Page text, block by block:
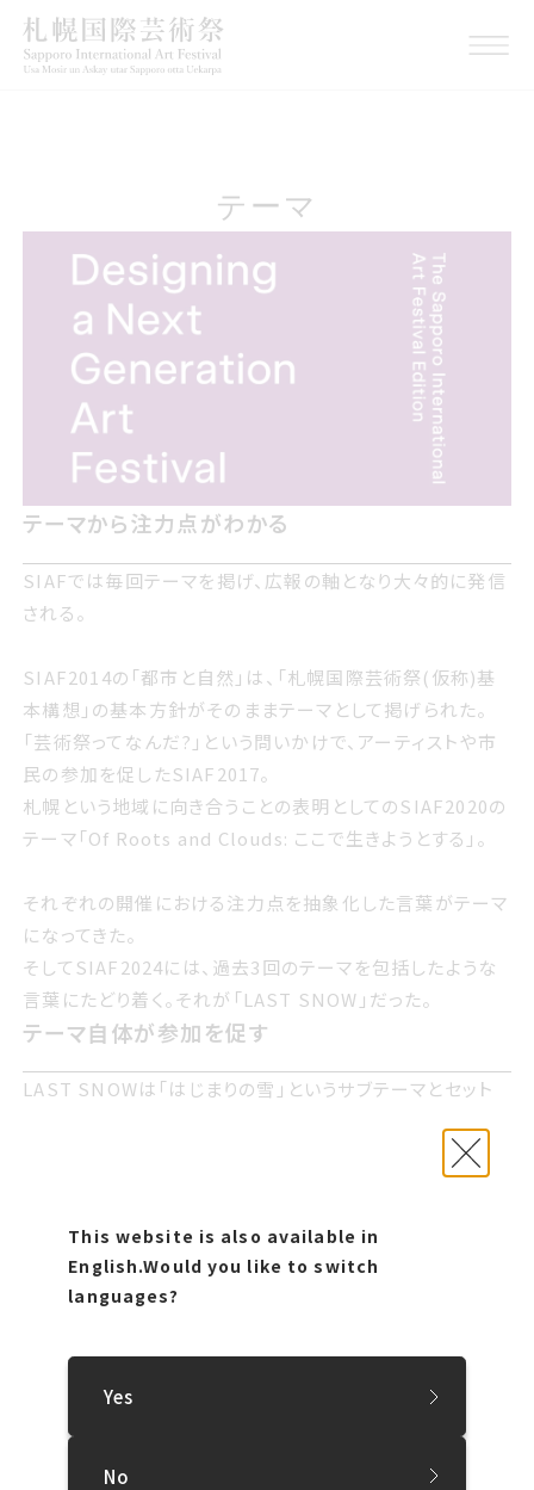
This website is also available in
English.Would you like to switch
languages?
Yes
No
テーマ
テーマから注力点がわかる
テーマから注力点がわかる
サイアフでは毎回テーマを掲げ 広報の軸となり大々的に発
信される
サイアフ2014の都市と自然は 札幌国際げいじゅつさい仮
称基本構想の基本方針がそのままテーマとして掲げられた
げいじゅつさいってなんだという問いかけで アーティストや
札幌という地域に向き合うことの表明としてのサイアフ
2020のテーマOf Roots and Clouds ここで生きようとす
る
それぞれの開催における注力点を抽象化した言葉がテーマ
な言葉にたどり着く それがLAST SNOWだった
SIAFでは毎回テーマを掲げ、広報の軸となり大々的に発信
される。
SIAF2014の「都市と自然」は、「札幌国際芸術祭(仮称)基
本構想」の基本方針がそのままテーマとして掲げられた。
「芸術祭ってなんだ?」という問いかけで、アーティストや市
民の参加を促したSIAF2017。
札幌という地域に向き合うことの表明としてのSIAF2020の
テーマ「Of Roots and Clouds: ここで生きようとする」。
それぞれの開催における注力点を抽象化した言葉がテーマ
になってきた。
そしてSIAF2024には、過去3回のテーマを包括したような
言葉にたどり着く。それが「LAST SNOW」だった。
テーマ自体が参加を促す
テーマ自体が参加を促す
LAST SNOWははじまりの雪というサブテーマとセットだ
ールになったという
気候変動 紛争 パンデミック...... 社会の変化によって 私たち
LAST SNOWは「はじまりの雪」というサブテーマとセット
この二つのキーワードは、小川ディレクターいわく「オープン
気候変動、紛争、パンデミック......。社会の変化によって、私
たちの生活が大きく変わってしまうという危機感を提示しつ
つも、だからこそ何かを始めることを促す。
し、積極的な参加と行動を引き出したというわけだ。
ありがたいことにアーティストにも好評で、特に新作の出展